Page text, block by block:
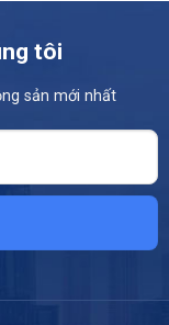
tôi
sản mới nhất